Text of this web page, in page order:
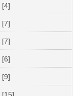
[4]
[7]
[7]
[6]
[9]